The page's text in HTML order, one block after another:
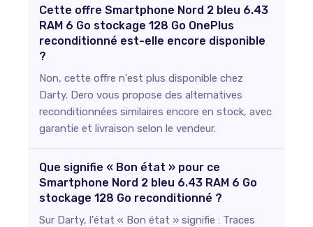
Cette offre Smartphone Nord 2 bleu 6.43
RAM 6 Go stockage 128 Go OnePlus
reconditionné est-elle encore disponible
?
Non, cette offre n'est plus disponible chez
Darty. Dero vous propose des alternatives
reconditionnées similaires encore en stock, avec
garantie et livraison selon le vendeur.
Que signifie « Bon état » pour ce
Smartphone Nord 2 bleu 6.43 RAM 6 Go
stockage 128 Go reconditionné ?
Sur Darty, l'état « Bon état » signifie : Traces